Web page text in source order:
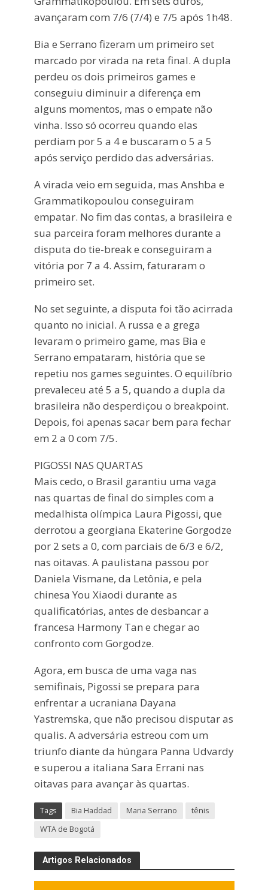
avançaram com 7/6 (7/4) e 7/5 após 1h48.
Bia e Serrano fizeram um primeiro set
marcado por virada na reta final. A dupla
perdeu os dois primeiros games e
conseguiu diminuir a diferença em
alguns momentos, mas o empate não
vinha. Isso só ocorreu quando elas
perdiam por 5 a 4 e buscaram o 5 a 5
após serviço perdido das adversárias.
A virada veio em seguida, mas Anshba e
Grammatikopoulou conseguiram
empatar. No fim das contas, a brasileira e
sua parceira foram melhores durante a
disputa do tie-break e conseguiram a
vitória por 7 a 4. Assim, faturaram o
primeiro set.
No set seguinte, a disputa foi tão acirrada
quanto no inicial. A russa e a grega
levaram o primeiro game, mas Bia e
Serrano empataram, história que se
repetiu nos games seguintes. O equilíbrio
prevaleceu até 5 a 5, quando a dupla da
brasileira não desperdiçou o breakpoint.
Depois, foi apenas sacar bem para fechar
em 2 a 0 com 7/5.
PIGOSSI NAS QUARTAS
Mais cedo, o Brasil garantiu uma vaga
nas quartas de final do simples com a
medalhista olímpica Laura Pigossi, que
derrotou a georgiana Ekaterine Gorgodze
por 2 sets a 0, com parciais de 6/3 e 6/2,
nas oitavas. A paulistana passou por
Daniela Vismane, da Letônia, e pela
chinesa You Xiaodi durante as
qualificatórias, antes de desbancar a
francesa Harmony Tan e chegar ao
confronto com Gorgodze.
Agora, em busca de uma vaga nas
semifinais, Pigossi se prepara para
enfrentar a ucraniana Dayana
Yastremska, que não precisou disputar as
qualis. A adversária estreou com um
triunfo diante da húngara Panna Udvardy
e superou a italiana Sara Errani nas
oitavas para avançar às quartas.
Tags Bia Haddad Maria Serrano
tênis
WTA de Bogotá
Artigos Relacionados